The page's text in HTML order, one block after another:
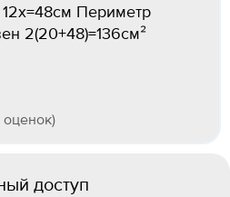
Периметр
2(20+48)=136см²
оценок)
доступ